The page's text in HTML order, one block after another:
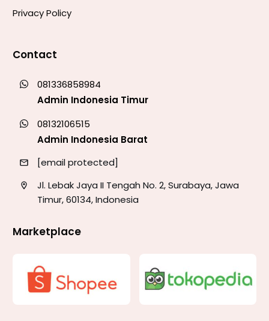
Privacy Policy
Contact
081336858984
Admin Indonesia Timur
08132106515
Admin Indonesia Barat
[email protected]
Jl. Lebak Jaya II Tengah No. 2, Surabaya, Jawa
Timur, 60134, Indonesia
Marketplace